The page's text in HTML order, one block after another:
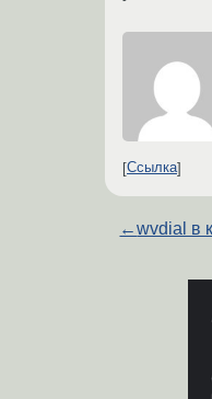
Ссылка
←wvdial в